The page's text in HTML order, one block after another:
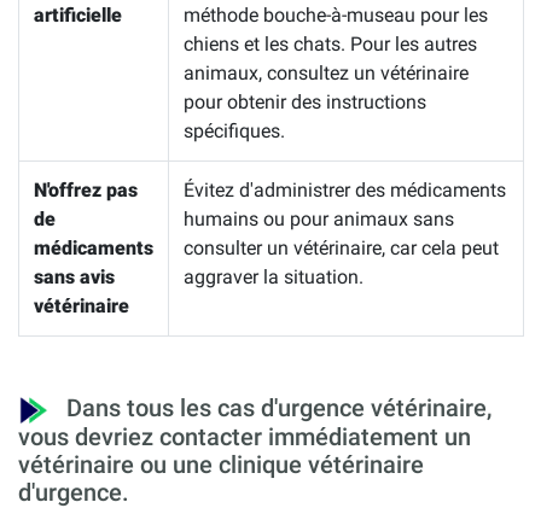
artificielle
méthode bouche-à-museau pour les
chiens et les chats. Pour les autres
animaux, consultez un vétérinaire
pour obtenir des instructions
spécifiques.
N'offrez pas
de
médicaments
sans avis
vétérinaire
Évitez d'administrer des médicaments
humains ou pour animaux sans
consulter un vétérinaire, car cela peut
aggraver la situation.
Dans tous les cas d'urgence vétérinaire,
vous devriez contacter immédiatement un
vétérinaire ou une clinique vétérinaire
d'urgence.